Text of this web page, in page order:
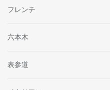
フレンチ
六本木
表参道